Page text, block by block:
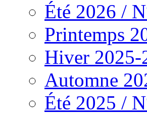
Été 2026 /
Printemps
Hiver 2025-
Automne
Été 2025 /